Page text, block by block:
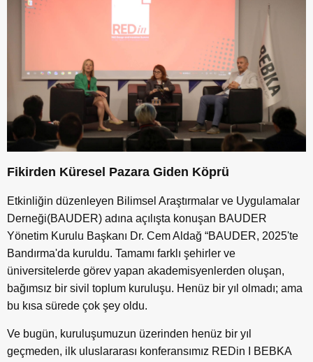
Fikirden Küresel Pazara Giden Köprü
Etkinliğin düzenleyen Bilimsel Araştırmalar ve Uygulamalar
Derneği(BAUDER) adına açılışta konuşan BAUDER
Yönetim Kurulu Başkanı Dr. Cem Aldağ “BAUDER, 2025'te
Bandırma'da kuruldu. Tamamı farklı şehirler ve
üniversitelerde görev yapan akademisyenlerden oluşan,
bağımsız bir sivil toplum kuruluşu. Henüz bir yıl olmadı; ama
bu kısa sürede çok şey oldu.
Ve bugün, kuruluşumuzun üzerinden henüz bir yıl
geçmeden, ilk uluslararası konferansımız REDin I BEBKA